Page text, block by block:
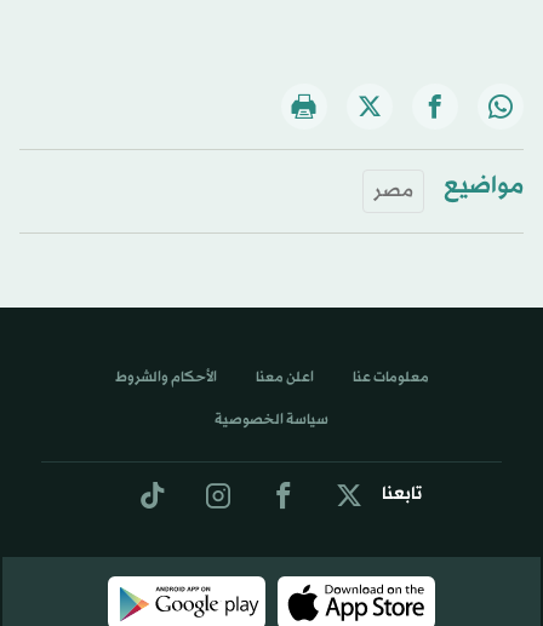
مواضيع مصر
تابعنا
معلومات عنا اعلن معنا الأحكام والشروط
سياسة الخصوصية